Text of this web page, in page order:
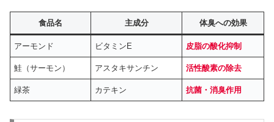
食品名 主成分 体臭への効果
アーモンド ビタミンE 皮脂の酸化抑制
鮭（サーモン） アスタキサンチン 活性酸素の除去
緑茶 カテキン 抗菌・消臭作用